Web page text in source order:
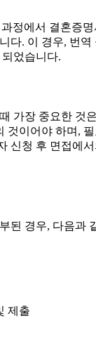
정에서 결혼증
다. 이 경우, 번역
었습니다.
가장 중요한 것
것이어야 하며,
신청 후 면접에
된 경우, 다음과
제출